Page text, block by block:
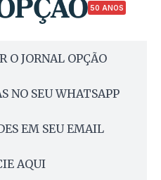
50 ANOS
O JORNAL OPÇÃO
NO SEU WHATSAPP
EM SEU EMAIL
AQUI